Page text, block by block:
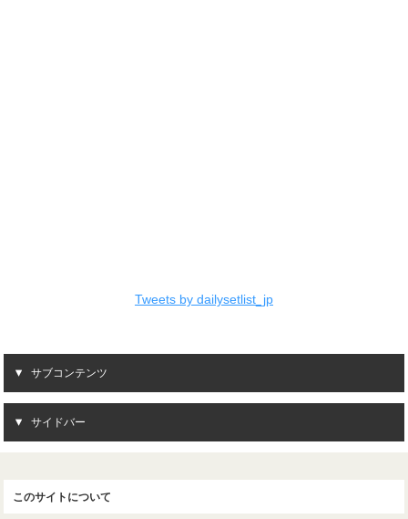
Tweets by dailysetlist_jp
サブコンテンツ
サイドバー
このサイトについて